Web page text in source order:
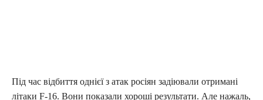
Під час відбиття однієї з атак росіян задіювали отримані
літаки F-16. Вони показали хороші результати. Але нажаль,